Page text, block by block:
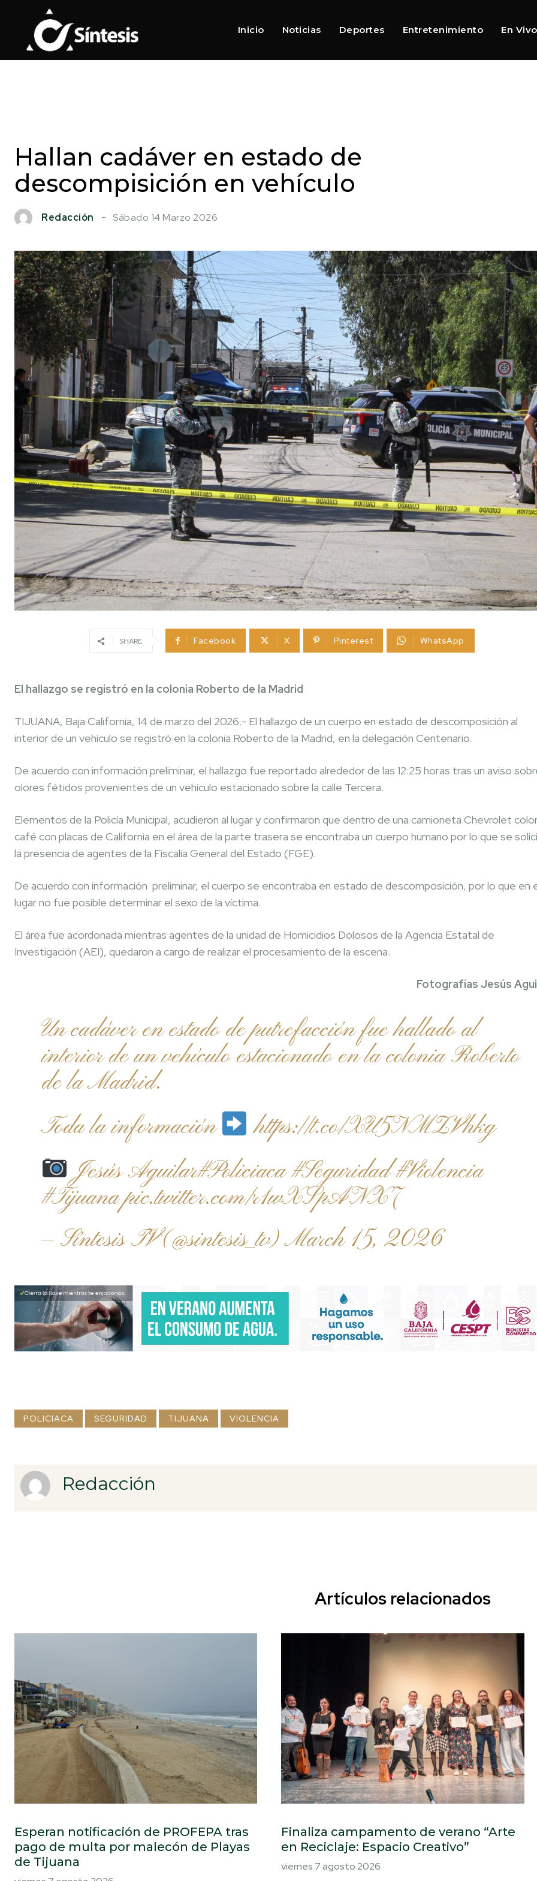
Inicio Noticias Deportes Entretenimiento En Vivo
Hallan cadáver en estado de
descompisición en vehículo
Redacción Sábado 14 Marzo 2026
SHARE Facebook X Pinterest WhatsApp
El hallazgo se registró en la colonia Roberto de la Madrid
TIJUANA, Baja California, 14 de marzo del 2026.- El hallazgo de un cuerpo en estado de descomposición al
interior de un vehículo se registró en la colonia Roberto de la Madrid, en la delegación Centenario.
De acuerdo con información preliminar, el hallazgo fue reportado alrededor de las 12:25 horas tras un aviso
olores fétidos provenientes de un vehículo estacionado sobre la calle Tercera.
Elementos de la Policía Municipal, acudieron al lugar y confirmaron que dentro de una camioneta Chevrolet
café con placas de California en el área de la parte trasera se encontraba un cuerpo humano por lo que se
la presencia de agentes de la Fiscalía General del Estado (FGE).
De acuerdo con información preliminar, el cuerpo se encontraba en estado de descomposición, por lo que en
lugar no fue posible determinar el sexo de la víctima.
El área fue acordonada mientras agentes de la unidad de Homicidios Dolosos de la Agencia Estatal de
Investigación (AEI), quedaron a cargo de realizar el procesamiento de la escena.
Fotografías Jesús
Un cadáver en estado de putrefacción fue hallado al
interior de un vehículo estacionado en la colonia Roberto
de la Madrid.
Toda la información
https://t.co/XU5NMZVhkg
Jesús Aguilar#Policiaca #Seguridad #Violencia
#Tijuana pic.twitter.com/r1wXSpANX7
— Síntesis TV (@sintesis_tv)March 15, 2026
POLICIACA SEGURIDAD TIJUANA VIOLENCIA
Redacción
Artículos relacionados
Esperan notificación de PROFEPA tras
pago de multa por malecón de Playas
de Tijuana
Finaliza campamento de verano “Arte
en Reciclaje: Espacio Creativo”
viernes 7 agosto 2026